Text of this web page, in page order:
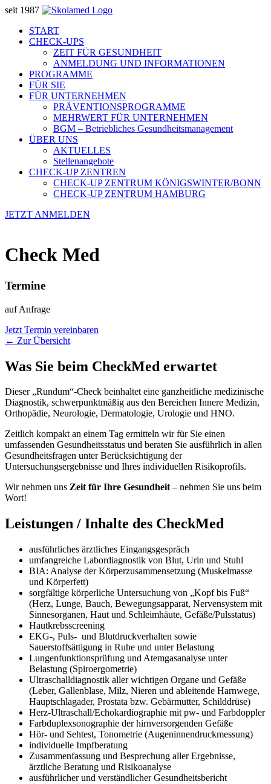
seit 1987
START
CHECK-UPS
ZEIT FÜR GESUNDHEIT
ANMELDUNG UND INFORMATIONEN
PROGRAMME
FÜR SIE
FÜR UNTERNEHMEN
PRÄVENTIONSPROGRAMME
MEHRWERT FÜR UNTERNEHMEN
BGM – Betriebliches Gesundheitsmanagement
ÜBER UNS
AKTUELLES
Stellenangebote
CHECK-UP ZENTREN
CHECK-UP ZENTRUM KÖNIGSWINTER/BONN
CHECK-UP ZENTRUM HAMBURG
JETZT ANMELDEN
Check Med
Termine
auf Anfrage
Jetzt Termin vereinbaren
← Zur Übersicht
Was Sie beim CheckMed erwartet
Dieser „Rundum“-Check beinhaltet eine ganzheitliche medizinische
Diagnostik, schwerpunktmäßig aus den Bereichen Innere Medizin,
Orthopädie, Neurologie, Dermatologie, Urologie und HNO.
Zeitlich kompakt an einem Tag ermitteln wir für Sie einen
umfassenden Gesundheitsstatus und beraten Sie ausführlich in allen
Gesundheitsfragen unter Berücksichtigung der
Untersuchungsergebnisse und Ihres individuellen Risikoprofils.
Wir nehmen uns Zeit für Ihre Gesundheit– nehmen Sie uns beim
Wort!
Leistungen / Inhalte des CheckMed
ausführliches ärztliches Eingangsgespräch
umfangreiche Labordiagnostik von Blut, Urin und Stuhl
BIA: Analyse der Körperzusammensetzung (Muskelmasse
und Körperfett)
sorgfältige körperliche Untersuchung von „Kopf bis Fuß“
(Herz, Lunge, Bauch, Bewegungsapparat, Nervensystem mit
Sinnesorganen, Haut und Schleimhäute, Gefäße/Pulsstatus)
Hautkrebsscreening
EKG-, Puls- und Blutdruckverhalten sowie
Sauerstoffsättigung in Ruhe und unter Belastung
Lungenfunktionsprüfung und Atemgasanalyse unter
Belastung (Spiroergometrie)
Ultraschalldiagnostik aller wichtigen Organe und Gefäße
(Leber, Gallenblase, Milz, Nieren und ableitende Harnwege,
Hauptschlagader, Prostata bzw. Gebärmutter, Schilddrüse)
Herz-Ultraschall/Echokardiographie mit pw- und Farbdoppler
Farbduplexsonographie der hirnversorgenden Gefäße
Hör- und Sehtest, Tonometrie (Augeninnendruckmessung)
individuelle Impfberatung
Zusammenfassung und Besprechung aller Ergebnisse,
ärztliche Beratung und Risikoanalyse
ausführlicher und verständlicher Gesundheitsbericht